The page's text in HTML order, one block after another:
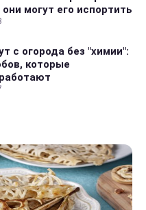
могут его испортить
с огорода без "химии":
которые